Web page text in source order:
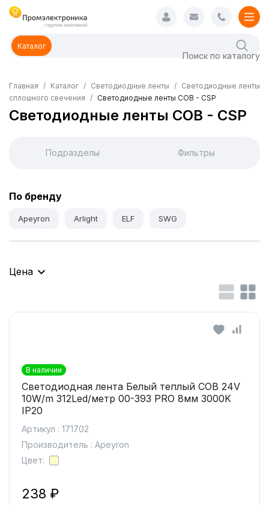
Каталог
Главная Каталог Светодиодные ленты
Светодиодные ленты
сплошного свечения
Светодиодные ленты COB - CSP
Светодиодные ленты COB - CSP
Подразделы Фильтры
По бренду
Apeyron Arlight ELF SWG
Цена
В наличии
Светодиодная лента Белый теплый COB 24V
10W/m 312Led/метр 00-393 PRO 8мм 3000K
IP20
Артикул : 171702
Производитель : Apeyron
Цвет:
238 ₽